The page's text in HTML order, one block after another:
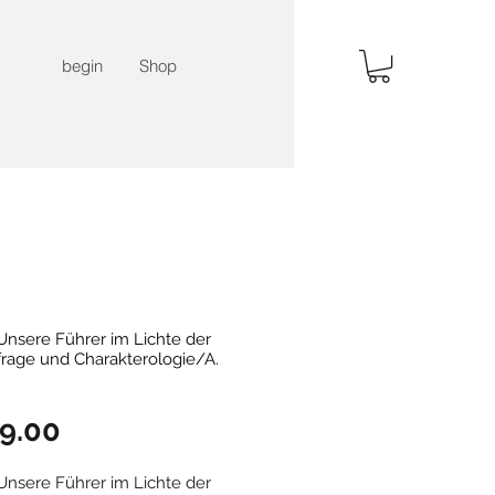
begin Shop
Führer im Lichte der
und Charakterologie/A.
Führer im Lichte der